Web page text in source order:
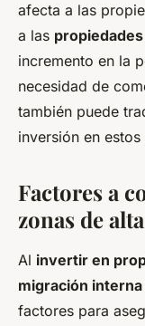
afecta a las
a las
incremento en la
necesidad de
también puede
inversión en
Factores a
zonas de
Al invertir en
migración interna
factores para